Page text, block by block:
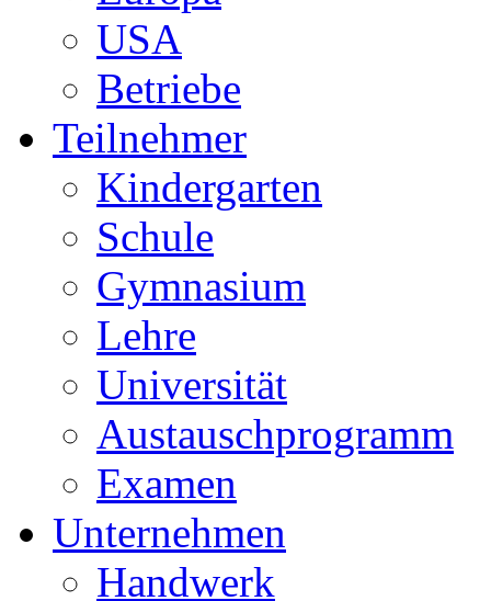
USA
Betriebe
Teilnehmer
Kindergarten
Schule
Gymnasium
Lehre
Universität
Austauschprogramm
Examen
Unternehmen
Handwerk